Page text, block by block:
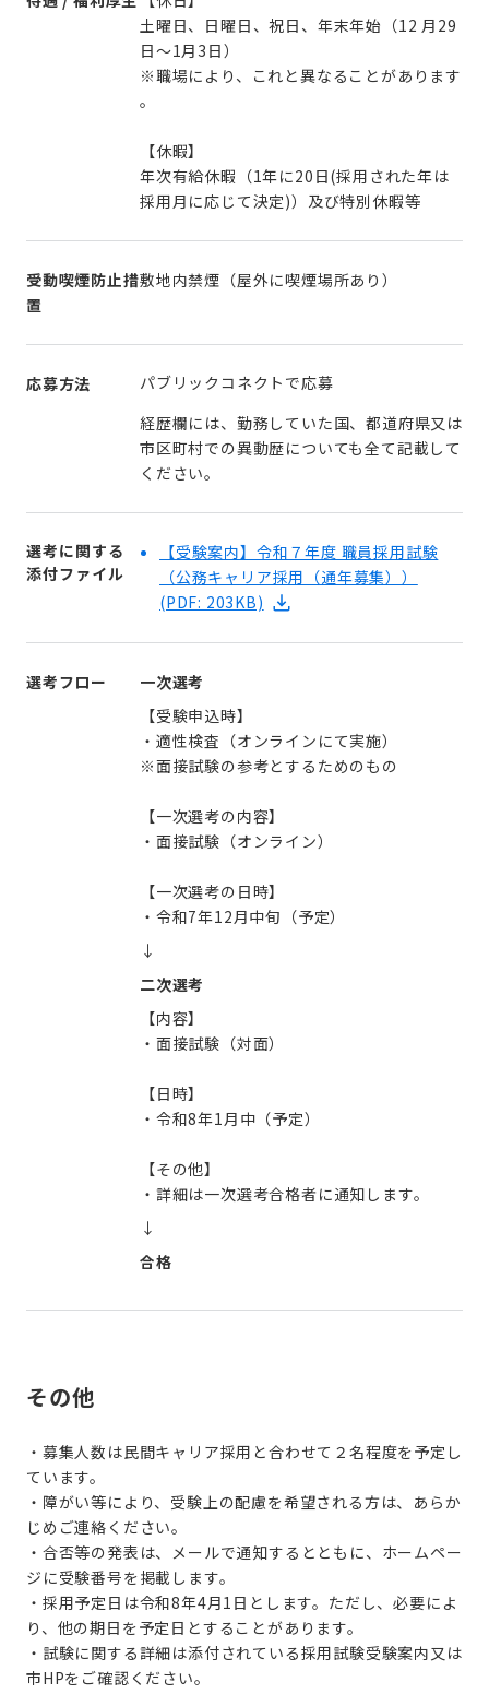
土曜日、日曜日、祝日、年末年始（12 月29
日～1月3日）
※職場により、これと異なることがあります
。
【休暇】
年次有給休暇（1年に20日(採用された年は
採用月に応じて決定)）及び特別休暇等
受動喫煙防止措
置
敷地内禁煙（屋外に喫煙場所あり）
応募方法
パブリックコネクトで応募
経歴欄には、勤務していた国、都道府県又は
市区町村での異動歴についても全て記載して
ください。
選考に関する
添付ファイル
【受験案内】令和７年度 職員採用試験
（公務キャリア採用（通年募集））
(PDF: 203KB)
選考フロー
一次選考
【受験申込時】
・適性検査（オンラインにて実施）
※面接試験の参考とするためのもの
【一次選考の内容】
・面接試験（オンライン）
【一次選考の日時】
・令和7年12月中旬（予定）
↓
二次選考
【内容】
・面接試験（対面）
【日時】
・令和8年1月中（予定）
【その他】
・詳細は一次選考合格者に通知します。
↓
合格
その他
・募集人数は民間キャリア採用と合わせて２名程度を予定し
ています。
・障がい等により、受験上の配慮を希望される方は、あらか
じめご連絡ください。
・合否等の発表は、メールで通知するとともに、ホームペー
ジに受験番号を掲載します。
・採用予定日は令和8年4月1日とします。ただし、必要によ
り、他の期日を予定日とすることがあります。
・試験に関する詳細は添付されている採用試験受験案内又は
市HPをご確認ください。